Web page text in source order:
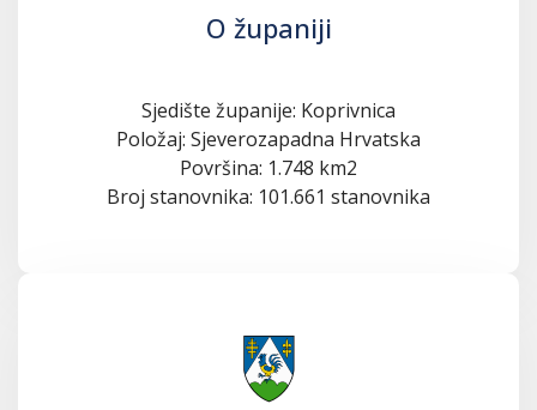
O županiji
Sjedište županije: Koprivnica
Položaj: Sjeverozapadna Hrvatska
Površina: 1.748 km2
Broj stanovnika: 101.661 stanovnika